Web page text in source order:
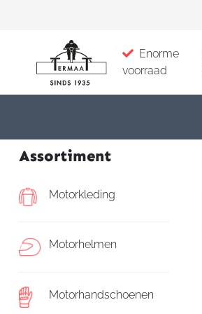
Enorme
voorraad
Assortiment
Motorkleding
Motorhelmen
Motorhandschoenen